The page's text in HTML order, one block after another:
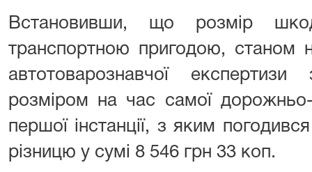
Встановивши, що розмір
транспортною пригодою, станом
автотоварознавчої
розміром на час самої дорожньо-
першої інстанції, з яким
різницю у сумі 8 546 грн 33 коп.